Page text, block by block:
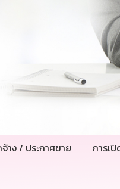
าง / ประกาศขาย การเ